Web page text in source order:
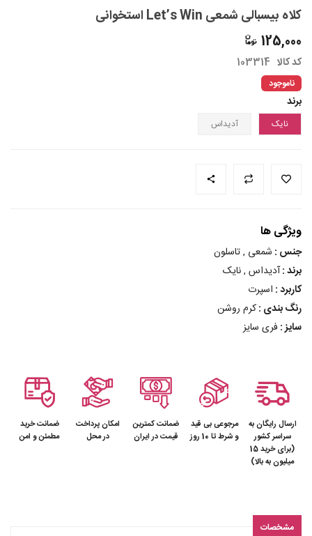
کلاه بیسبالی شمعی Let’s Win استخوانی
125,000
کد کالا 103314
ناموجود
برند
نایک آدیداس
ویژگی ها
جنس : شمعی , تاسلون
برند :آدیداس , نایک
کاربرد : اسپرت
رنگ بندی :کرم روشن
سایز : فری سایز
ارسال رایگان به
سراسر کشور
(برای خرید 15
میلیون به بالا)
مرجوعی بی قید
و شرط تا 10 روز
ضمانت کمترین
قیمت در ایران
امکان پرداخت
در محل
ضمانت خرید
مطمئن و امن
مشخصات